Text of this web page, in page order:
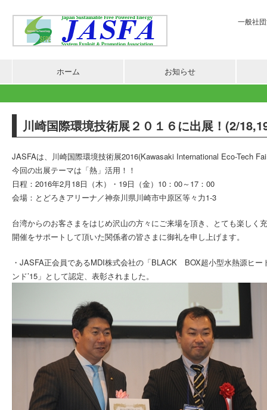
一般社
ホーム お知らせ
川崎国際環境技術展２０１６に出展！(2/
JASFAは、川崎国際環境技術展2016(Kawasaki International Eco-Tech
今回の出展テーマは「熱」活用！！
日程：2016年2月18日（木）・19日（金）10：00～17：00
会場：とどろきアリーナ／神奈川県川崎市中原区等々力1-3
台湾からのお客さまをはじめ沢山の方々にご来場を頂き、とても楽しく
開催をサポートして頂いた関係者の皆さまに御礼を申し上げます。
・JASFA正会員であるMDI株式会社の「BLACK BOX超小型水熱源ヒー
ンド’15」として認定、表彰されました。